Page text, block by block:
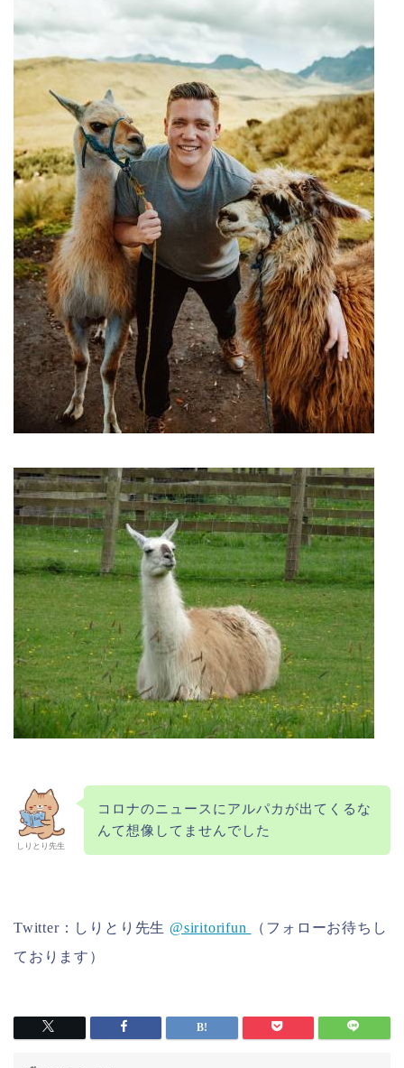
しりとり先生
コロナのニュースにアルパカが出てくるな
んて想像してませんでした
Twitter：しりとり先生 @siritorifun
（フォローお待ちし
ております）